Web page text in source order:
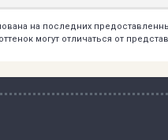
на последних
могут отличаться от